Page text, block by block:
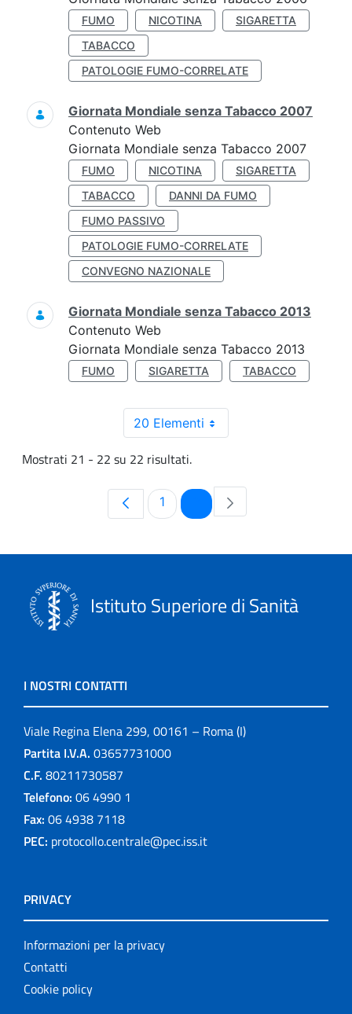
FUMO NICOTINA
SIGARETTA
TABACCO
PATOLOGIE FUMO-CORRELATE
Giornata Mondiale senza Tabacco 2007
Contenuto Web
Giornata Mondiale senza Tabacco 2007
FUMO NICOTINA
SIGARETTA
TABACCO
DANNI DA FUMO
FUMO PASSIVO
PATOLOGIE FUMO-CORRELATE
CONVEGNO NAZIONALE
Giornata Mondiale senza Tabacco 2013
Contenuto Web
Giornata Mondiale senza Tabacco 2013
FUMO SIGARETTA TABACCO
20 Elementi
Mostrati 21 - 22 su 22 risultati.
Pagina
1 Pagina
Istituto Superiore di Sanità
I NOSTRI CONTATTI
Viale Regina Elena 299, 00161 – Roma (I)
Partita I.V.A. 03657731000
C.F. 80211730587
Telefono: 06 4990 1
Fax: 06 4938 7118
PEC: protocollo.centrale@pec.iss.it
PRIVACY
Informazioni per la privacy
Contatti
Cookie policy